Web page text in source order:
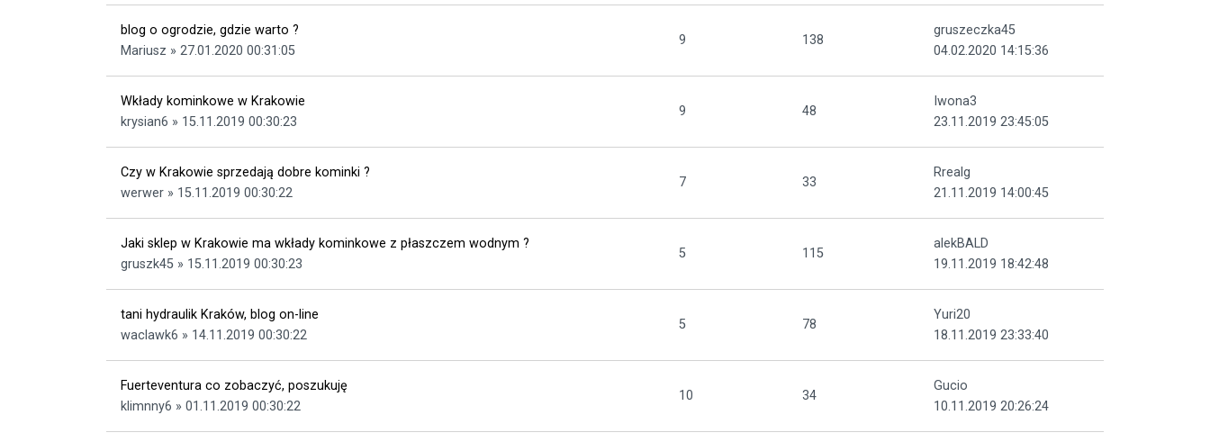
blog o ogrodzie, gdzie warto ?
Mariusz » 27.01.2020 00:31:05
9 138
gruszeczka45
04.02.2020 14:15:36
Wkłady kominkowe w Krakowie
krysian6 » 15.11.2019 00:30:23
9 48
Iwona3
23.11.2019 23:45:05
Czy w Krakowie sprzedają dobre kominki ?
werwer » 15.11.2019 00:30:22
7 33
Rrealg
21.11.2019 14:00:45
Jaki sklep w Krakowie ma wkłady kominkowe z płaszczem wodnym ?
gruszk45 » 15.11.2019 00:30:23
5 115
alekBALD
19.11.2019 18:42:48
tani hydraulik Kraków, blog on-line
waclawk6 » 14.11.2019 00:30:22
5 78
Yuri20
18.11.2019 23:33:40
Fuerteventura co zobaczyć, poszukuję
klimnny6 » 01.11.2019 00:30:22
10 34
Gucio
10.11.2019 20:26:24